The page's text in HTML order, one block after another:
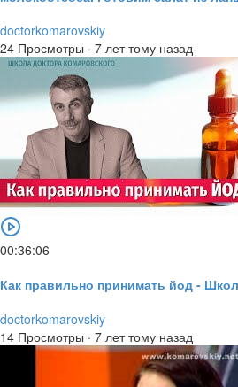
doctorkomarovskiy
24 Просмотры · 7 лет тому назад
00:36:06
Как правильно принимать йод -
doctorkomarovskiy
14 Просмотры · 7 лет тому назад